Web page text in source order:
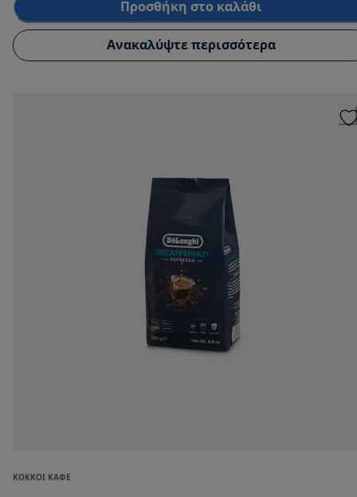
Προσθήκη στο καλάθι
Ανακαλύψτε περισσότερα
ΚΌΚΚΟΙ ΚΑΦΈ